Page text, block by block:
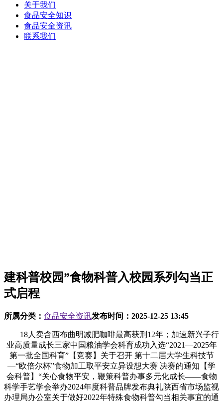
关于我们
食品安全知识
食品安全资讯
联系我们
建科普校园”食物科普入校园系列勾当正
式启程
所属分类： 食品安全资讯发布时间： 2025-12-25 13:45
18人卖含西布曲明减肥咖啡最高获刑12年；加速新兴子行
业高质量成长三家中国粮油学会科育成功入选“2021—2025年
第一批全国科育”【竞赛】关于召开 第十二届大学生科技节
—“欧倍尔杯”食物加工取平安立异设想大赛 决赛的通知【学
会科普】“关心食物平安，鞭策科普办事多元化成长——食物
科学手艺学会举办2024年度科普品牌发布典礼陕西省市场监视
办理局办公室关于做好2022年特殊食物科普勾当相关事宜的通